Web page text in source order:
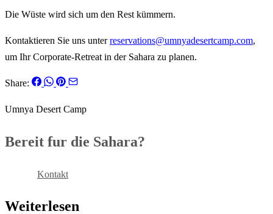
Die Wüste wird sich um den Rest kümmern.
Kontaktieren Sie uns unterreservations@umnyadesertcamp.com,
um Ihr Corporate-Retreat in der Sahara zu planen.
Share:
Umnya Desert Camp
Bereit fur die Sahara?
Kontakt
Weiterlesen